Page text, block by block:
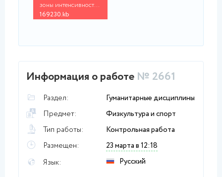
зоны интенсивности.p...
169230.kb
Информация о работе № 2661
Раздел:
Гуманитарные дисциплины
Предмет:
Физкультура и спорт
Тип работы:
Контрольная работа
Размещен:
23 марта в 12:18
Язык:
Русский